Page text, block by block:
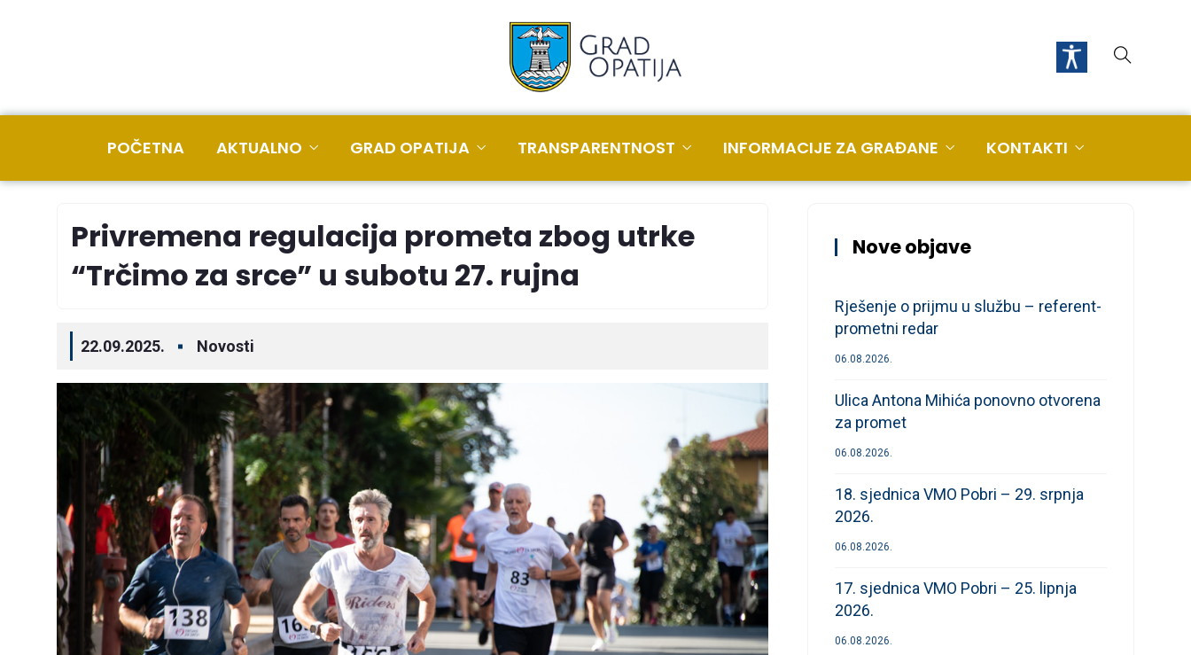
POČETNA AKTUALNO GRAD OPATIJA TRANSPARENTNOST INFORMACIJE ZA GRAĐANE KONTAKTI
Privremena regulacija prometa zbog utrke
“Trčimo za srce” u subotu 27. rujna
22.09.2025. Novosti
Nove objave
Rješenje o prijmu u službu – referent-
prometni redar
06.08.2026.
Ulica Antona Mihića ponovno otvorena
za promet
06.08.2026.
18. sjednica VMO Pobri – 29. srpnja
2026.
06.08.2026.
17. sjednica VMO Pobri – 25. lipnja
2026.
06.08.2026.